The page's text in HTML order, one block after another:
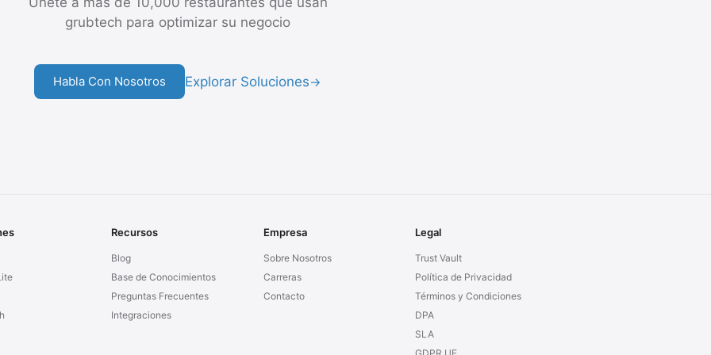
grubtech para optimizar su negocio
Habla Con Nosotros Explorar Soluciones→
Recursos
Blog
Base de Conocimientos
Preguntas Frecuentes
Integraciones
Empresa
Sobre Nosotros
Carreras
Contacto
Legal
Trust Vault
Política de Privacidad
Términos y Condiciones
DPA
SLA